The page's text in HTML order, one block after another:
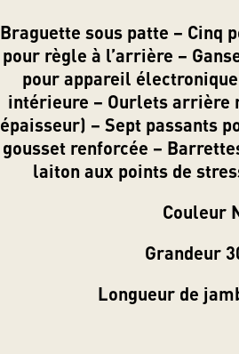
Braguette sous patte – Cinq
pour règle à l’arrière –
pour appareil
intérieure – Ourlets arrière
épaisseur) – Sept passants
gousset renforcée –
laiton aux points de
Couleur
Grandeur
Longueur de